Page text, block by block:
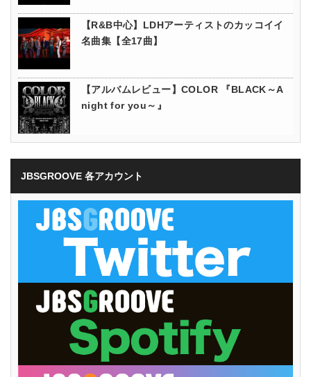
【R&B中心】LDHアーティストのカッコイイ
名曲集【全17曲】
【アルバムレビュー】COLOR 『BLACK～A
night for you～』
JBSGROOVE 各アカウント